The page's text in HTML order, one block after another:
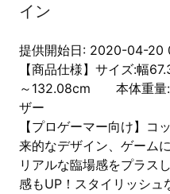
イン
提供開始日: 2020-04-20
【商品仕様】サイズ:幅
～132.08cm 本体重量
ザー
【プロゲーマー向け】コ
来的なデザイン、ゲーム
リアルな臨場感をプラス
感もUP！スタイリッシュ